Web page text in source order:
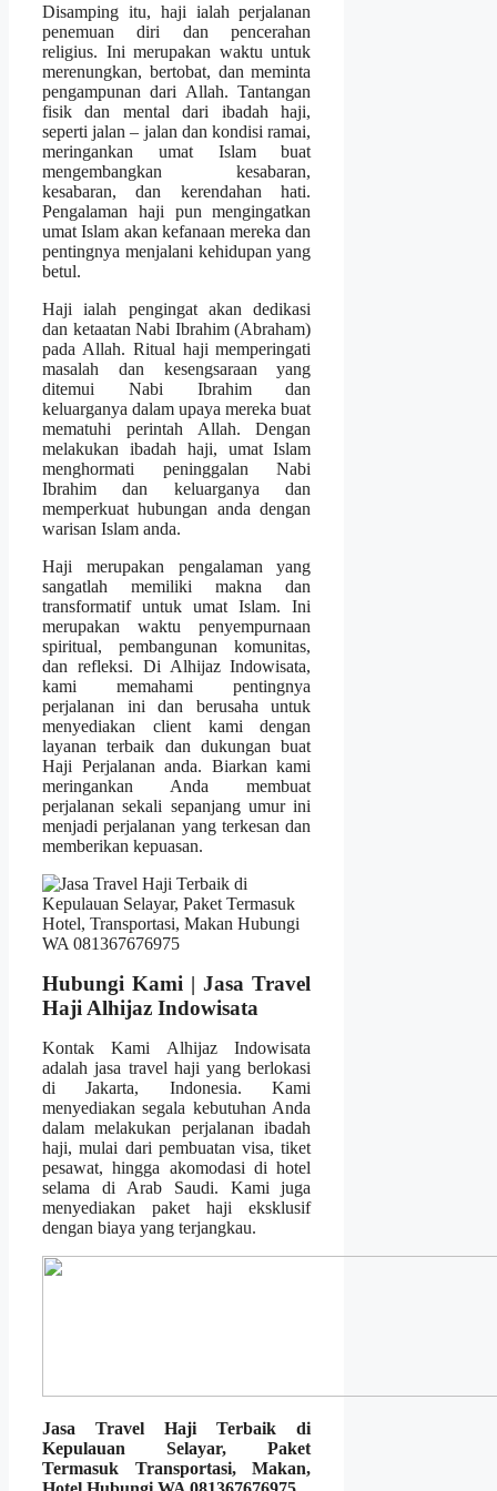
Disamping itu, haji ialah perjalanan
penemuan diri dan pencerahan
religius. Ini merupakan waktu untuk
merenungkan, bertobat, dan meminta
pengampunan dari Allah. Tantangan
fisik dan mental dari ibadah haji,
seperti jalan – jalan dan kondisi ramai,
meringankan umat Islam buat
mengembangkan kesabaran,
kesabaran, dan kerendahan hati.
Pengalaman haji pun mengingatkan
umat Islam akan kefanaan mereka dan
pentingnya menjalani kehidupan yang
betul.
Haji ialah pengingat akan dedikasi
dan ketaatan Nabi Ibrahim (Abraham)
pada Allah. Ritual haji memperingati
masalah dan kesengsaraan yang
ditemui Nabi Ibrahim dan
keluarganya dalam upaya mereka buat
mematuhi perintah Allah. Dengan
melakukan ibadah haji, umat Islam
menghormati peninggalan Nabi
Ibrahim dan keluarganya dan
memperkuat hubungan anda dengan
warisan Islam anda.
Haji merupakan pengalaman yang
sangatlah memiliki makna dan
transformatif untuk umat Islam. Ini
merupakan waktu penyempurnaan
spiritual, pembangunan komunitas,
dan refleksi. Di Alhijaz Indowisata,
kami memahami pentingnya
perjalanan ini dan berusaha untuk
menyediakan client kami dengan
layanan terbaik dan dukungan buat
Haji Perjalanan anda. Biarkan kami
meringankan Anda membuat
perjalanan sekali sepanjang umur ini
menjadi perjalanan yang terkesan dan
memberikan kepuasan.
Hubungi Kami | Jasa Travel
Haji Alhijaz Indowisata
Kontak Kami Alhijaz Indowisata
adalah jasa travel haji yang berlokasi
di Jakarta, Indonesia. Kami
menyediakan segala kebutuhan Anda
dalam melakukan perjalanan ibadah
haji, mulai dari pembuatan visa, tiket
pesawat, hingga akomodasi di hotel
selama di Arab Saudi. Kami juga
menyediakan paket haji eksklusif
dengan biaya yang terjangkau.
Jasa Travel Haji Terbaik di
Kepulauan Selayar, Paket
Termasuk Transportasi, Makan,